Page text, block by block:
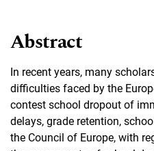
Abstract
In recent years, many
difficulties faced by the
contest school dropout of
delays, grade retention,
the Council of Europe, with